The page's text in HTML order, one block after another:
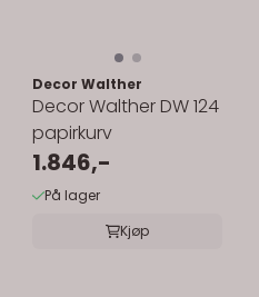
Decor Walther
Decor Walther DW 124
papirkurv
1.846,-
På lager
Kjøp